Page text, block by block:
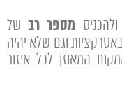
מספר רבשל
וגם שלא יהיה
המאוזן לכל איזור